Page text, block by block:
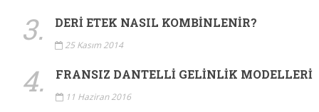
3. DERI ETEK NASIL KOMBINLENIR?
25 Kasım 2014
4. FRANSIZ DANTELLI GELINLIK MODELLERI
11 Haziran 2016